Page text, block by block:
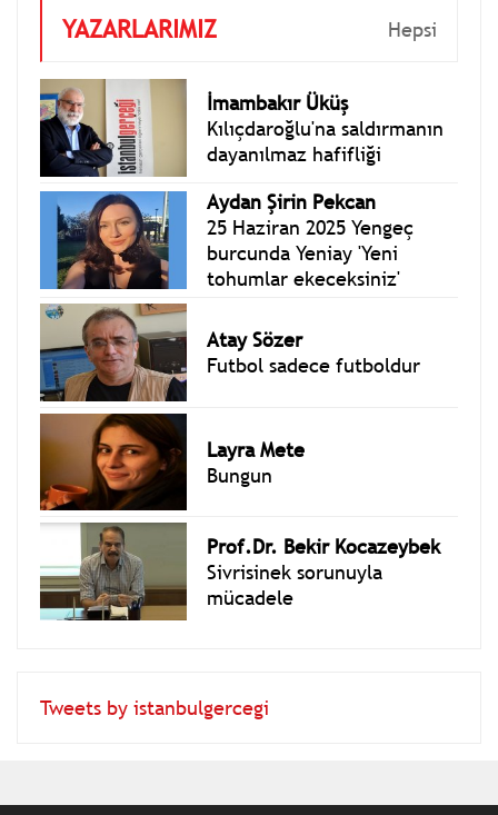
YAZARLARIMIZ Hepsi
İmambakır Üküş
Kılıçdaroğlu'na saldırmanın
dayanılmaz hafifliği
Aydan Şirin Pekcan
25 Haziran 2025 Yengeç
burcunda Yeniay 'Yeni
tohumlar ekeceksiniz'
Atay Sözer
Futbol sadece futboldur
Layra Mete
Bungun
Prof.Dr. Bekir Kocazeybek
Sivrisinek sorunuyla
mücadele
Tweets by istanbulgercegi